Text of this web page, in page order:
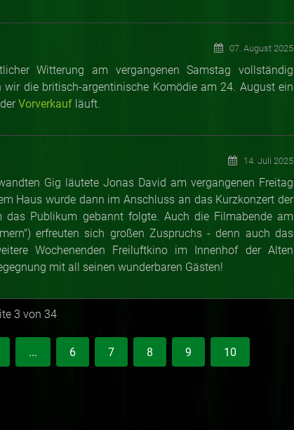
07. August 2025
Witterung am vergangenen Samstag vollständig
die britisch-argentinische Komödie am 24. August ein
Vorverkauf läuft.
14. Juli 2025
Gig läutete Jonas David am vergangenen Freitag
Haus wurde dann im Anschluss an das Kurzkonzert der
das Publikum gebannt folgte. Auch die Filmabende am
erfreuten sich großen Zuspruchs - denn auch das
Wochenenden Freiluftkino im Innenhof der Alten
mit all seinen wunderbaren Gästen!
3 von 34
... 6 7 8 9 10